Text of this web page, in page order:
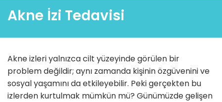
Akne İzi Tedavisi
Akne izleri yalnızca cilt yüzeyinde görülen bir
problem değildir; aynı zamanda kişinin özgüvenini ve
sosyal yaşamını da etkileyebilir. Peki gerçekten bu
izlerden kurtulmak mümkün mü? Günümüzde gelişen